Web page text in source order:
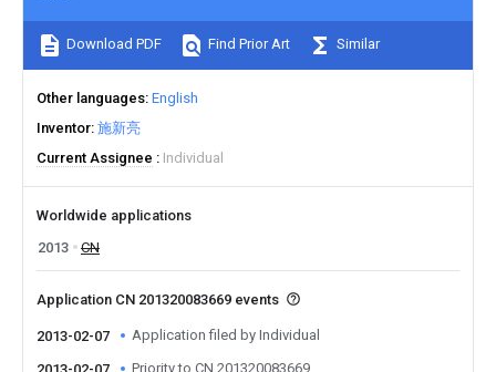
Download PDF Find Prior Art Similar
Other languages English
Inventor 施新亮
Current Assignee
Individual
Worldwide applications
2013
CN
Application CN 201320083669 events
2013-02-07 Application filed by Individual
Priority to CN 201320083669